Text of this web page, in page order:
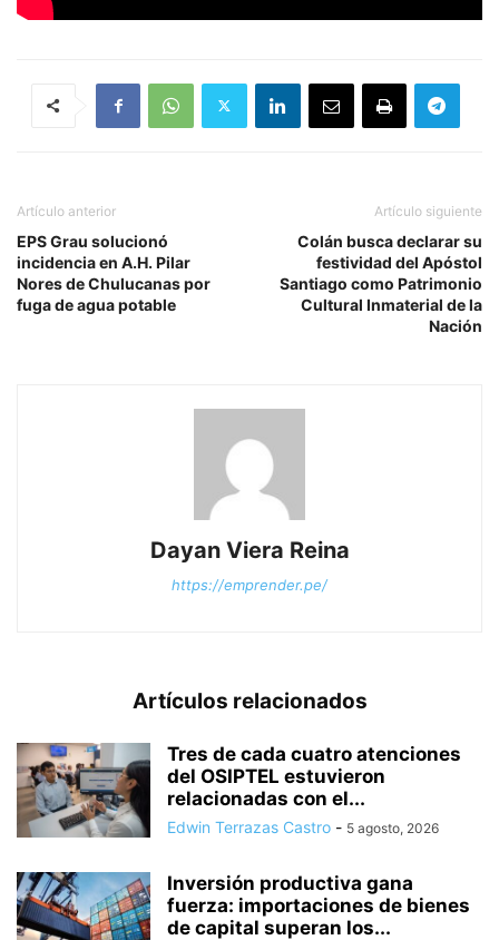
Artículo anterior
EPS Grau solucionó
incidencia en A.H. Pilar
Nores de Chulucanas por
fuga de agua potable
Artículo siguiente
Colán busca declarar su
festividad del Apóstol
Santiago como Patrimonio
Cultural Inmaterial de la
Nación
Dayan Viera Reina
https://emprender.pe/
Artículos relacionados
Tres de cada cuatro atenciones
del OSIPTEL estuvieron
relacionadas con el...
Edwin Terrazas Castro - 5 agosto, 2026
Inversión productiva gana
fuerza: importaciones de bienes
de capital superan los...